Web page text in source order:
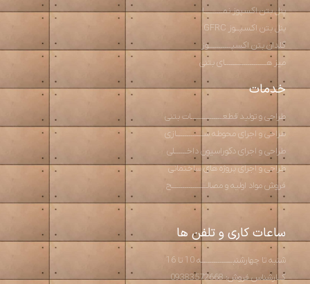
پنل بتن اکسپوز نمـــــــــا
پنل بتن اکسپــوز GFRC
گلدان بتن اکسپـــــــــــوز
میز هــــــــــــــــــــای بتنی
خدمات
طراحی و تولید قطعـــــــــــــــات بتنی
طراحی و اجرای محوطه ســـــــــــــازی
طراحی و اجرای دکوراسیون داخــــــلی
طراحی و اجرای پروژه های ساختمانی
فروش مواد اولیه و مصالـــــــــــــــــح
ساعات کاری و تلفن ها
شنبه تا چهارشنبـــــــــــــــه 10 تا 16
کــارشناس فروش: 09383572668